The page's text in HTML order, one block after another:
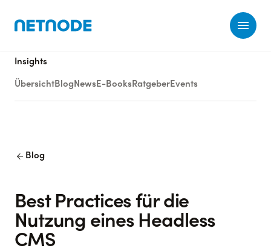
Insights
Übersicht Blog News E-Books Ratgeber Events
arrow_back Blog
Best Practices für die
Nutzung eines Headless
CMS